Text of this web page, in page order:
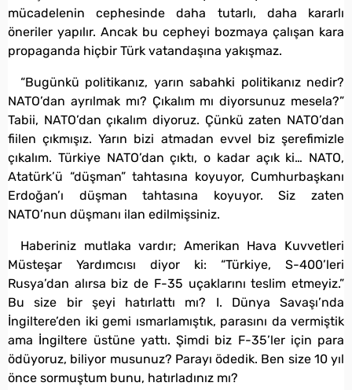
mücadelenin cephesinde daha tutarlı, daha kararlı
öneriler yapılır. Ancak bu cepheyi bozmaya çalışan kara
propaganda hiçbir Türk vatandaşına yakışmaz.
“Bugünkü politikanız, yarın sabahki politikanız nedir?
NATO’dan ayrılmak mı? Çıkalım mı diyorsunuz mesela?”
Tabii, NATO’dan çıkalım diyoruz. Çünkü zaten NATO’dan
fiilen çıkmışız. Yarın bizi atmadan evvel biz şerefimizle
çıkalım. Türkiye NATO’dan çıktı, o kadar açık ki… NATO,
Atatürk’ü “düşman” tahtasına koyuyor, Cumhurbaşkanı
Erdoğan’ı düşman tahtasına koyuyor. Siz zaten
NATO’nun düşmanı ilan edilmişsiniz.
Haberiniz mutlaka vardır; Amerikan Hava Kuvvetleri
Müsteşar Yardımcısı diyor ki: “Türkiye, S-400’leri
Rusya’dan alırsa biz de F-35 uçaklarını teslim etmeyiz.”
Bu size bir şeyi hatırlattı mı? I. Dünya Savaşı’nda
İngiltere’den iki gemi ısmarlamıştık, parasını da vermiştik
ama İngiltere üstüne yattı. Şimdi biz F-35’ler için para
ödüyoruz, biliyor musunuz? Parayı ödedik. Ben size 10 yıl
önce sormuştum bunu, hatırladınız mı?